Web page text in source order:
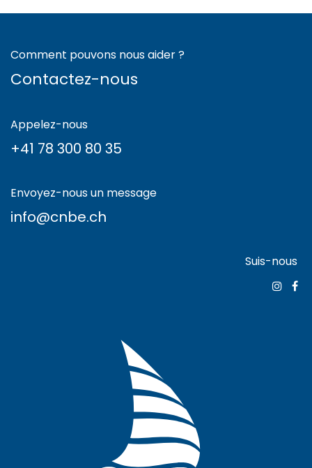
Comment pouvons nous aider ?
Contactez-nous
Appelez-nous
+41 78 300 80 35
Envoyez-nous un message
info@cnbe.ch
Suis-nous